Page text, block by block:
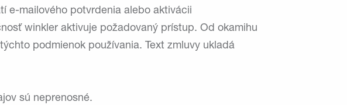
e-mailového potvrdenia alebo aktivácii
winkler aktivuje požadovaný prístup. Od okamihu
podmienok používania. Text zmluvy ukladá
sú neprenosné.